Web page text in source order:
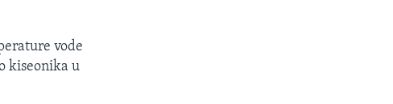
vode
kiseonika u